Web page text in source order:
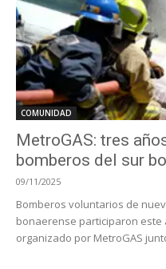
COMUNIDAD
MetroGAS: tres
bomberos del sur
09/11/2025
Bomberos voluntarios de
bonaerense participaron
organizado por MetroGAS